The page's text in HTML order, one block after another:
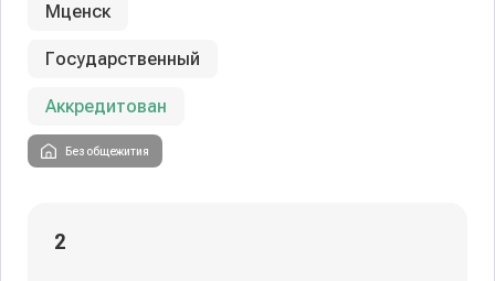
Мценск
Государственный
Аккредитован
Без общежития
2